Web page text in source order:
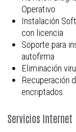
Operativo
Instalación
con licencia
Soporte para
autofirma
Eliminación
Recuperación
encriptados
Servicios Internet